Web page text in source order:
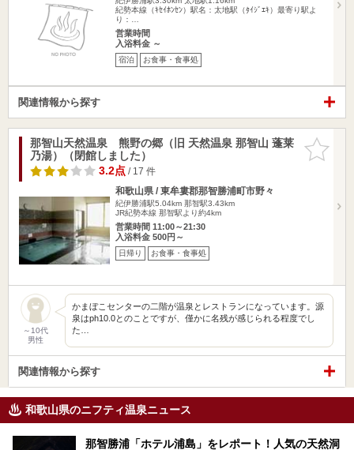
紀勢本線（ｷｾｲﾎﾝｾﾝ）駅名：太地駅（ﾀｲｼﾞｴｷ）最寄り駅よ
り：…
営業時間
入浴料金 ～
宿泊 お食事・食事処
関連情報から探す
お気に入
りに追加
那智山天然温泉 熊野の郷（旧 天然温泉 那智山 蓬莱
乃湯）（閉館しました）
3.2点/ 17 件
和歌山県 / 東牟婁郡那智勝浦町市野々
紀伊勝浦駅5.04km 那智駅3.43km
JR紀勢本線 那智駅より約4km
営業時間 11:00～21:30
入浴料金 500円～
日帰り お食事・食事処
～10代
男性
かまぼこセンターの二階が温泉とレストランになっています。源
泉はph10.0とのことですが、僅かに名残が感じられる程度でし
た…
関連情報から探す
和歌山県のニフティ温泉ニュース
那智勝浦「ホテル浦島」をレポート！人気の天然洞